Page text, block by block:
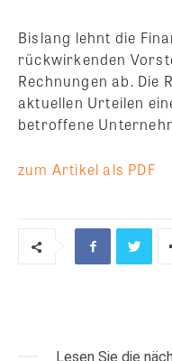
Bislang lehnt die
rückwirkenden
Rechnungen ab.
aktuellen Urteilen
betroffene
zum Artikel als PDF
Lesen Sie die